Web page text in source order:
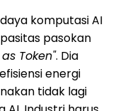
komputasi AI
pasokan
Token". Dia
energi
tidak lagi